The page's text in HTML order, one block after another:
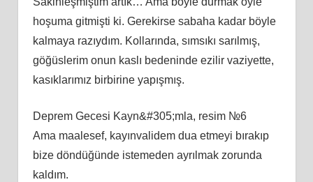
hoşuma gitmişti ki. Gerekirse sabaha kadar böyle
kalmaya razıydım. Kollarında, sımsıkı sarılmış,
göğüslerim onun kaslı bedeninde ezilir vaziyette,
kasıklarımız birbirine yapışmış.
Deprem Gecesi Kayn&#305;mla, resim №6
Ama maalesef, kayınvalidem dua etmeyi bırakıp
bize döndüğünde istemeden ayrılmak zorunda
kaldım.